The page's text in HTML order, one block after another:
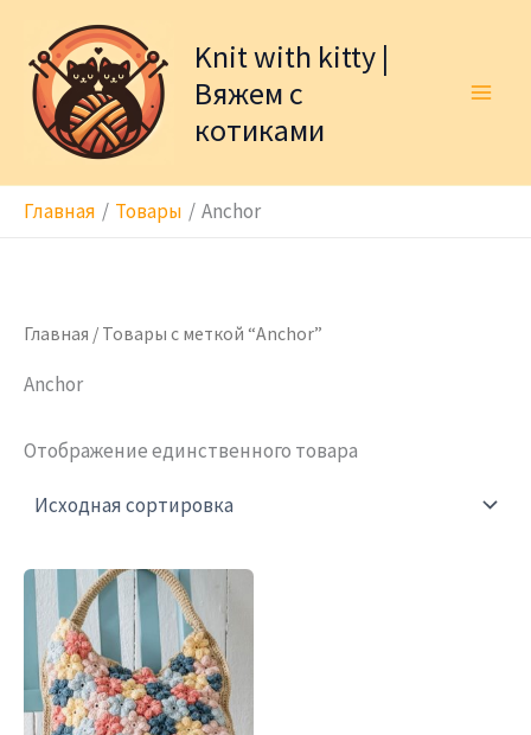
содержимому
Knit with kitty |
Вяжем с
котиками
Главная Товары Anchor
Главная / Товары с меткой “Anchor”
Anchor
Отображение единственного товара